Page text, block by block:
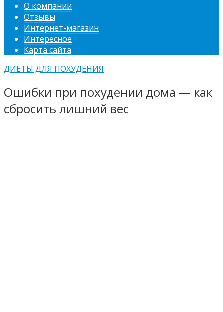
О компании
Отзывы
Интернет-магазин
Интересное
Карта сайта
ДИЕТЫ ДЛЯ ПОХУДЕНИЯ
Ошибки при похудении дома — как
сбросить лишний вес